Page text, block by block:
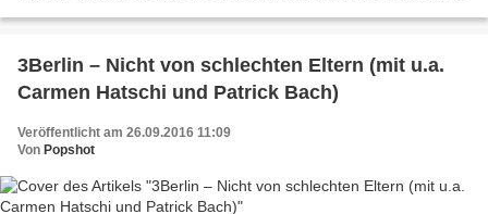
3Berlin – Nicht von schlechten Eltern (mit u.a.
Carmen Hatschi und Patrick Bach)
Veröffentlicht am 26.09.2016 11:09
Von Popshot